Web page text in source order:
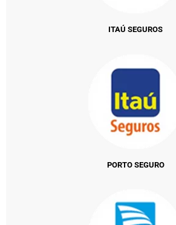
ITAÚ SEGUROS
PORTO SEGURO